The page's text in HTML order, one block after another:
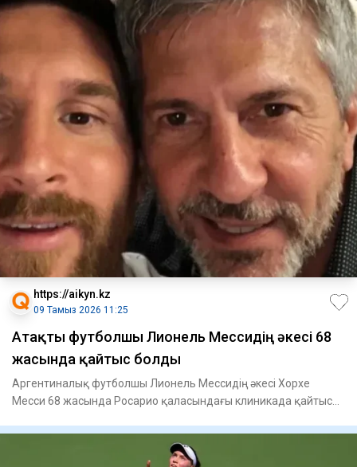
https://aikyn.kz
09 Тамыз 2026 11:25
Атақты футболшы Лионель Мессидің әкесі 68
жасында қайтыс болды
Аргентиналық футболшы Лионель Мессидің әкесі Хорхе
Месси 68 жасында Росарио қаласындағы клиникада қайтыс